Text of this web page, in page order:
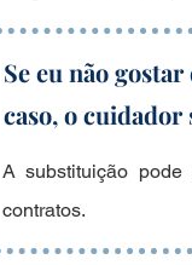
Se eu não
caso, o
A substituição
contratos.